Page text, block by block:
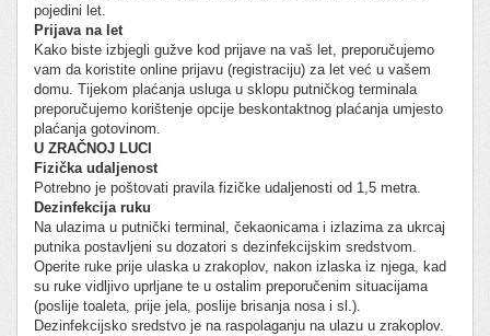
pojedini let.
Prijava na let
Kako biste izbjegli gužve kod prijave na vaš let, preporučujemo
vam da koristite online prijavu (registraciju) za let već u vašem
domu. Tijekom plaćanja usluga u sklopu putničkog terminala
preporučujemo korištenje opcije beskontaktnog plaćanja umjesto
plaćanja gotovinom.
U ZRAČNOJ LUCI
Fizička udaljenost
Potrebno je poštovati pravila fizičke udaljenosti od 1,5 metra.
Dezinfekcija ruku
Na ulazima u putnički terminal, čekaonicama i izlazima za ukrcaj
putnika postavljeni su dozatori s dezinfekcijskim sredstvom.
Operite ruke prije ulaska u zrakoplov, nakon izlaska iz njega, kad
su ruke vidljivo uprljane te u ostalim preporučenim situacijama
(poslije toaleta, prije jela, poslije brisanja nosa i sl.).
Dezinfekcijsko sredstvo je na raspolaganju na ulazu u zrakoplov.